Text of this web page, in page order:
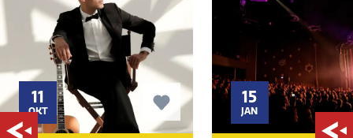
11
OKT
15
JAN